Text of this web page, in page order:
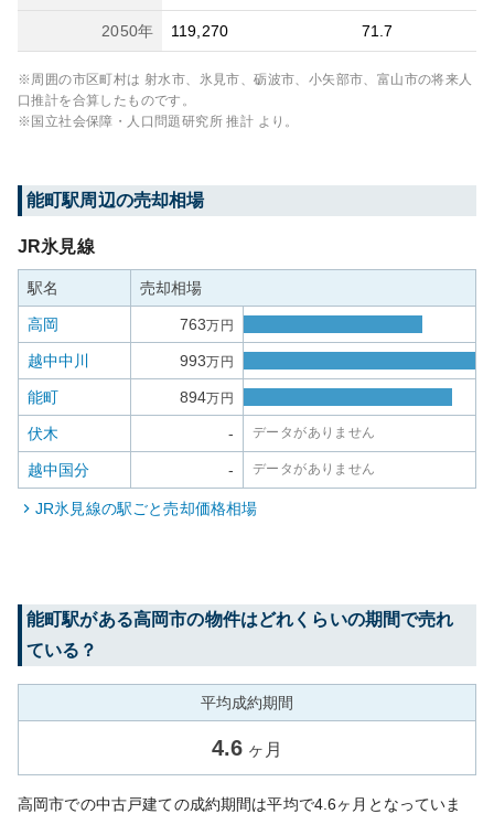
2050年 119,270 71.7
※周囲の市区町村は 射水市、氷見市、砺波市、小矢部市、富山市の将来人
口推計を合算したものです。
※国立社会保障・人口問題研究所 推計 より。
能町駅周辺の売却相場
JR氷見線
駅名 売却相場
高岡 763万円
越中中川 993万円
能町 894万円
伏木 - データがありません
越中国分 - データがありません
JR氷見線の駅ごと売却価格相場
能町駅がある高岡市の物件はどれくらいの期間で売れ
ている？
平均成約期間
4.6 ヶ月
高岡市での中古戸建ての成約期間は平均で4.6ヶ月となっていま